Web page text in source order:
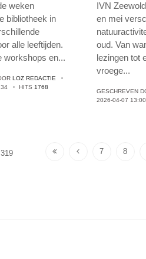
weken
bibliotheek in
alle leeftijden.
workshops en...
LOZ REDACTIE
HITS 1768
IVN
en mei
oud. Van
lezingen tot
vroege...
GESCHREVEN
2026-04-07
7 8